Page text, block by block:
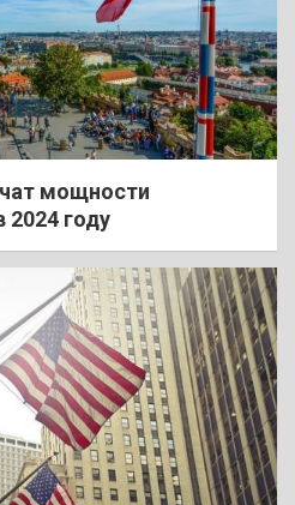
мощности
2024 году